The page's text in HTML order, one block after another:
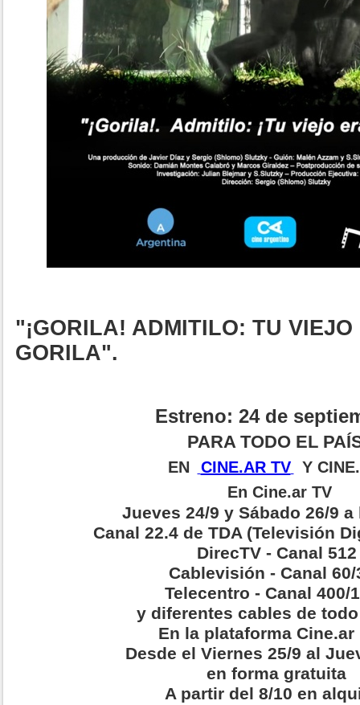
"¡GORILA! ADMITILO: TU VIEJO
GORILA".
Estreno: 24 de
PARA TODO EL
EN CINE.AR TV
Y
En Cine.ar TV
Jueves 24/9 y Sábado 26/9
Canal 22.4 de TDA (Televisión
DirecTV - Canal 512
Cablevisión - Canal 60/
Telecentro - Canal 400/
y diferentes cables de
En la plataforma Cine.ar
Desde el Viernes 25/9 al
en forma gratuita
A partir del 8/10 en